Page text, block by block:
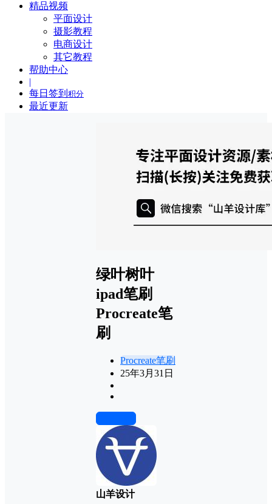
精品视频
平面设计
摄影教程
电商设计
其它教程
帮助中心
|
每日签到 积分
最近更新
绿叶树叶
ipad笔刷
Procreate笔
刷
Procreate笔刷
25年3月31日
山羊设计